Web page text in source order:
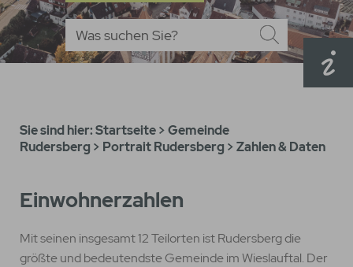
Sie sind hier:Startseite>Gemeinde
Rudersberg > Portrait Rudersberg >Zahlen & Daten
Einwohnerzahlen
Mit seinen insgesamt 12 Teilorten ist Rudersberg die
größte und bedeutendste Gemeinde im Wieslauftal. Der